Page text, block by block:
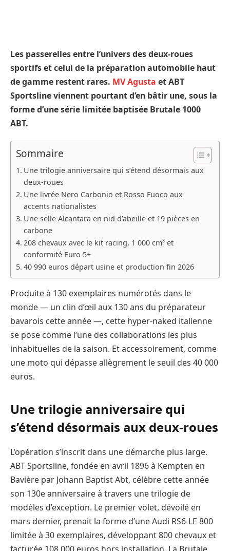
Les passerelles entre l’univers des deux-roues
sportifs et celui de la préparation automobile haut
de gamme restent rares. MV Agusta et ABT
Sportsline viennent pourtant d’en bâtir une, sous la
forme d’une série limitée baptisée Brutale 1000
ABT.
Sommaire
Une trilogie anniversaire qui s’étend désormais aux
deux-roues
Une livrée Nero Carbonio et Rosso Fuoco aux
accents nationalistes
Une selle Alcantara en nid d’abeille et 19 pièces en
carbone
208 chevaux avec le kit racing, 1 000 cm³ et
conformité Euro 5+
40 990 euros départ usine et production fin 2026
Produite à 130 exemplaires numérotés dans le
monde — un clin d’œil aux 130 ans du préparateur
bavarois cette année —, cette hyper-naked italienne
se pose comme l’une des collaborations les plus
inhabituelles de la saison. Et accessoirement, comme
une moto qui dépasse allègrement le seuil des 40 000
euros.
Une trilogie anniversaire qui
s’étend désormais aux deux-roues
L’opération s’inscrit dans une démarche plus large.
ABT Sportsline, fondée en avril 1896 à Kempten en
Bavière par Johann Baptist Abt, célèbre cette année
son 130e anniversaire à travers une trilogie de
modèles d’exception. Le premier volet, dévoilé en
mars dernier, prenait la forme d’une Audi RS6-LE 800
limitée à 30 exemplaires, développant 800 chevaux et